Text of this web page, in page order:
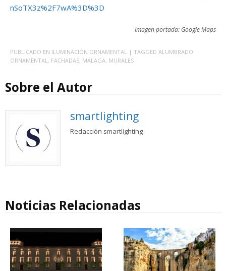
nSoTX3z%2F7wA%3D%3D
Imagen portada: Google Maps
PUBLICADO EN ILUMINACIÓN ORNAMENTAL | TAGGED ALUMBRADO
ORNAMENTAL , FACHADAS, MÁLAGA, MURALES
Sobre el Autor
smartlighting
Redacción smartlighting
Noticias Relacionadas